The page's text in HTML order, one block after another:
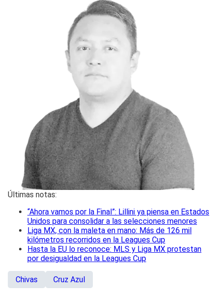
Últimas notas:
“Ahora vamos por la Final”: Lillini ya piensa en Estados
Unidos para consolidar a las selecciones menores
Liga MX, con la maleta en mano: Más de 126 mil
kilómetros recorridos en la Leagues Cup
Hasta la EU lo reconoce: MLS y Liga MX protestan
por desigualdad en la Leagues Cup
Chivas Cruz Azul